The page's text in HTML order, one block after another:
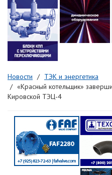
Новости
ТЭК и энергетика
«Красный котельщик»
Кировской ТЭЦ-4